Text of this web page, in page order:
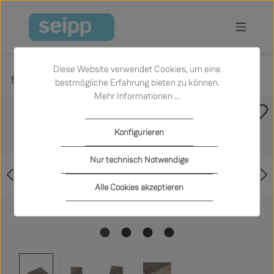
Zum Hauptinhalt springen
Produkte Textilien und Teppiche
Diese Website verwendet Cookies, um eine
bestmögliche Erfahrung bieten zu können.
Mehr Informationen ...
Nur technisch Notwendige
Konfigurieren
Alle Cookies akzeptieren